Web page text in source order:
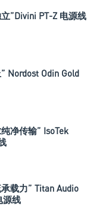
”Divini PT-Z 电源线
Nordost Odin Gold
净传输” IsoTek
载力” Titan Audio
源线